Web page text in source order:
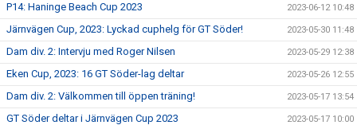
P14: Haninge Beach Cup 2023 2023-06-12 10:48
Järnvägen Cup, 2023: Lyckad cuphelg för GT Söder! 2023-05-30 11:48
Dam div. 2: Intervju med Roger Nilsen 2023-05-29 12:38
Eken Cup, 2023: 16 GT Söder-lag deltar 2023-05-26 12:55
Dam div. 2: Välkommen till öppen träning! 2023-05-17 13:54
GT Söder deltar i Järnvägen Cup 2023 2023-05-17 10:00